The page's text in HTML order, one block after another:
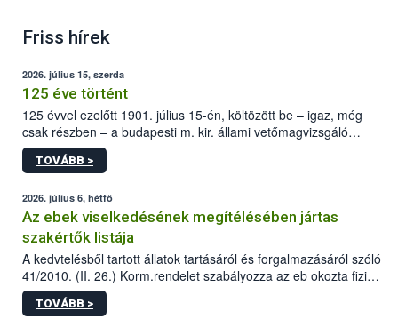
Friss hírek
2026. július 15, szerda
125 éve történt
125 évvel ezelőtt 1901. július 15-én, költözött be – igaz, még
csak részben – a budapesti m. kir. állami vetőmagvizsgáló
állomás a Kis Rókus utca 15. szám alatti, Czigler Győző által
tervezett új épületébe.
TOVÁBB >
2026. július 6, hétfő
Az ebek viselkedésének megítélésében jártas
szakértők listája
A kedvtelésből tartott állatok tartásáról és forgalmazásáról szóló
41/2010. (II. 26.) Korm.rendelet szabályozza az eb okozta fizikai
sérülés, illetve ennek veszélye keletkezésekor felmerülő
hatósági feladatokat, valamint a veszélyes eb tartását és annak
TOVÁBB >